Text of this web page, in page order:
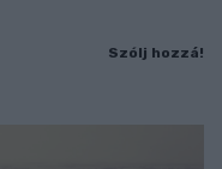
Szólj hozzá!